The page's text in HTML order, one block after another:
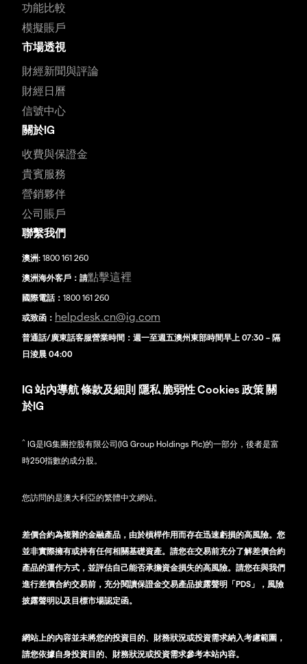
功能比較
模擬賬戶
市場透視
財經新聞與評論
財經日曆
信號中心
關於IG
收費與保證金
貴賓服務
營銷夥伴
公司賬戶
聯繫我們
澳洲: 1800 161 260
澳洲海外客戶：請點擊這裡
國際電話： 1800 161 260
或致函： helpdesk.cn@ig.com
普通話/廣東話客服營業時間：週一至週五澳州東部時間早上 07:30 – 隔
日淩晨 04:00
IG 站內導航條款及細則 隱私 脆弱性Cookies 政策 關
於IG
^ IG是IG集團控股有限公司(IG Group Holdings Plc)的一部分，後者是富
時250指數的成分股。
您訪問的是澳大利亞的繁體中文網站。
差價合約為複雜的金融產品，由於槓桿作用而存在迅速虧損的高風險。您
並非實際擁有或持有任何相關基礎資產。請您在交易前充分了解差價合約
產品的運作方式，並評估自己能否承擔資金損失的高風險。請您在與我們
進行差價合約交易前，充分閱讀保證金交易產品披露聲明「PDS」，風險
披露聲明以及目標市場認定函。
網站上的內容並未將您的投資目的、財務狀況或投資需求納入考慮範圍，
請您依據自身投資目的、財務狀況或投資需求參考本站內容。